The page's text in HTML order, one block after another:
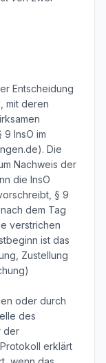
Entscheidung
mit deren
InsO im
Die
Nachweis der
die InsO
§ 9
dem Tag
verstrichen
ist das
Zustellung
oder durch
des
der
erklärt